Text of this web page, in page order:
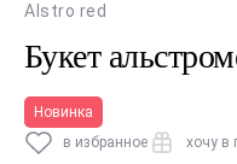
Alstro red
Букет
Новинка
в избранное
хочу в